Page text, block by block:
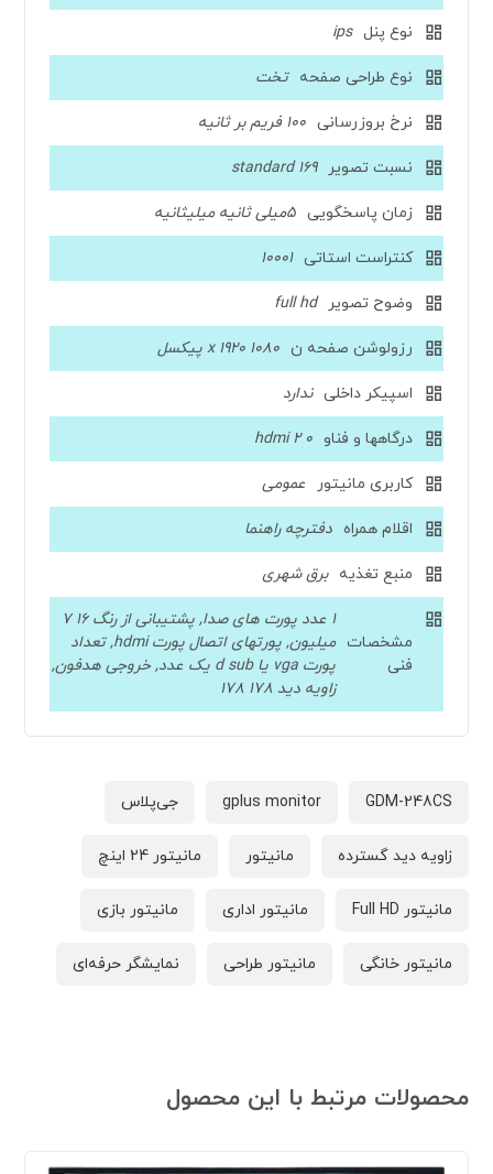
نوع پنل ips
نوع طراحی صفحه تخت
نرخ بروزرسانی 100 فریم بر ثانیه
نسبت تصویر 169 standard
زمان پاسخگویی 5میلی ثانیه میلیثانیه
کنتراست استاتی 10001
وضوح تصویر full hd
رزولوشن صفحه ن 1080 x 1920 پیکسل
اسپیکر داخلی ندارد
درگاهها و فناو hdmi 2 0
کاربری مانیتور عمومی
اقلام همراه دفترچه راهنما
منبع تغذیه برق شهری
مشخصات
فنی
1 عدد پورت های صدا, پشتیبانی از رنگ 16 7
میلیون, پورتهای اتصال پورت hdmi, تعداد
پورت vga یا d sub یک عدد, خروجی هدفون,
زاویه دید 178 178
GDM-248CS
gplus monitor جی‌پلاس
زاویه دید گسترده مانیتور مانیتور 24 اینچ
مانیتور Full HD مانیتور اداری مانیتور بازی
مانیتور خانگی مانیتور طراحی نمایشگر حرفه‌ای
محصولات مرتبط با این محصول